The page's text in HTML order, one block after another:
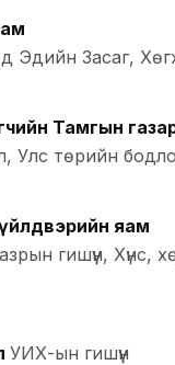
Эдийн Засаг,
Тамгын
Улс төрийн
үйлдвэрийн яам
гишүүн, Хүнс,
УИХ-ын гишүүн